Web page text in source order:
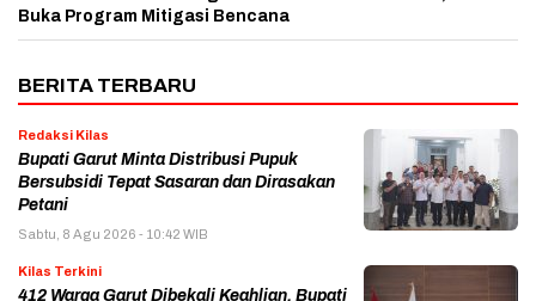
Buka Program Mitigasi Bencana
BERITA TERBARU
Redaksi Kilas
Bupati Garut Minta Distribusi Pupuk
Bersubsidi Tepat Sasaran dan Dirasakan
Petani
Sabtu, 8 Agu 2026 - 10:42 WIB
Kilas Terkini
412 Warga Garut Dibekali Keahlian, Bupati